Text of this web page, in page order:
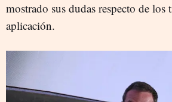
mostrado sus dudas respecto de los
aplicación.